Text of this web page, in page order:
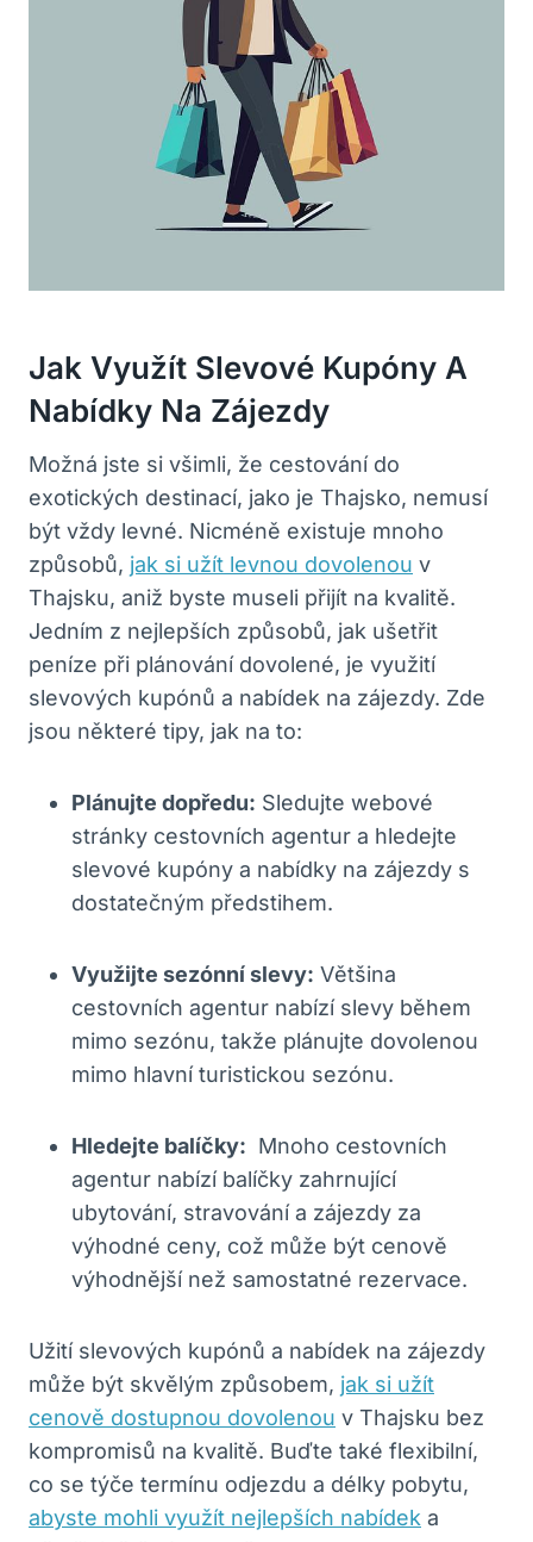
Jak Využít Slevové Kupóny A
Nabídky Na Zájezdy
Možná jste si všimli, že​ cestování do
exotických destinací, jako je Thajsko, nemusí⁤
být‍ vždy levné. Nicméně existuje mnoho
způsobů, jak si užít levnou dovolenou v
Thajsku, aniž byste museli přijít na kvalitě.
⁣Jedním z nejlepších způsobů, jak ušetřit
peníze ‌při plánování dovolené, je využití
slevových kupónů a ⁤nabídek na zájezdy. Zde
jsou některé tipy, jak na to:
Plánujte ⁤dopředu: Sledujte webové‍
stránky cestovních agentur a‍ hledejte
slevové kupóny a nabídky na zájezdy s
⁢dostatečným předstihem.
Využijte sezónní ​slevy: Většina
cestovních agentur nabízí slevy během
mimo ​sezónu, takže ‌plánujte dovolenou
mimo hlavní ‌turistickou sezónu.
Hledejte balíčky: ⁤ Mnoho cestovních
agentur‍ nabízí balíčky zahrnující
ubytování, stravování a zájezdy za
výhodné ceny, což může být cenově
výhodnější ​než samostatné rezervace.
Užití slevových⁢ kupónů a nabídek na zájezdy
může být skvělým způsobem, jak si užít
cenově dostupnou dovolenou v Thajsku bez
kompromisů na kvalitě. Buďte ⁢také flexibilní,⁢
co se týče ‌termínu odjezdu a délky pobytu,
abyste mohli využít nejlepších nabídek a